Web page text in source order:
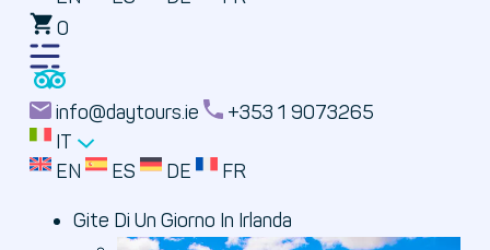
0
Toggle
Menu
info@daytours.ie
+353 1 9073265
IT
EN
ES DE FR
Gite Di Un Giorno In Irlanda